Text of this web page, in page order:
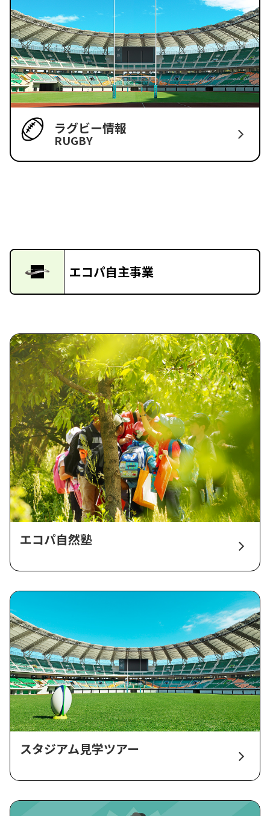
ラグビー情報
RUGBY
エコパ自主事業
エコパ自然塾
スタジアム見学ツアー